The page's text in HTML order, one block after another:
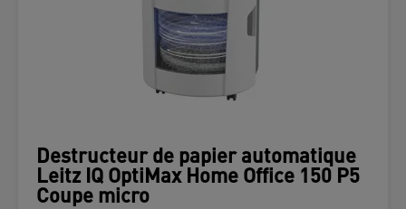
Destructeur de papier automatique
Leitz IQ OptiMax Home Office 150 P5
Coupe micro